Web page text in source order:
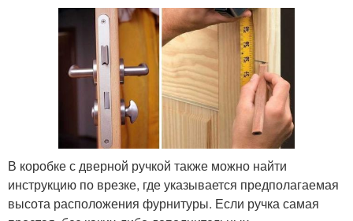
В коробке с дверной ручкой также можно найти
инструкцию по врезке, где указывается предполагаемая
высота расположения фурнитуры. Если ручка самая